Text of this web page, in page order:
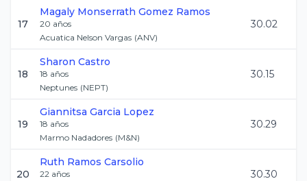
17
Magaly Monserrath Gomez Ramos
20 años
Acuatica Nelson Vargas (ANV)
30.02
18
Sharon Castro
18 años
Neptunes (NEPT)
30.15
19
Giannitsa Garcia Lopez
18 años
Marmo Nadadores (M&N)
30.29
20
Ruth Ramos Carsolio
22 años
30.30